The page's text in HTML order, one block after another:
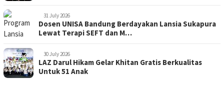
31 July 2026
Dosen UNISA Bandung Berdayakan Lansia Sukapura
Lewat Terapi SEFT dan M…
30 July 2026
LAZ Darul Hikam Gelar Khitan Gratis Berkualitas
Untuk 51 Anak